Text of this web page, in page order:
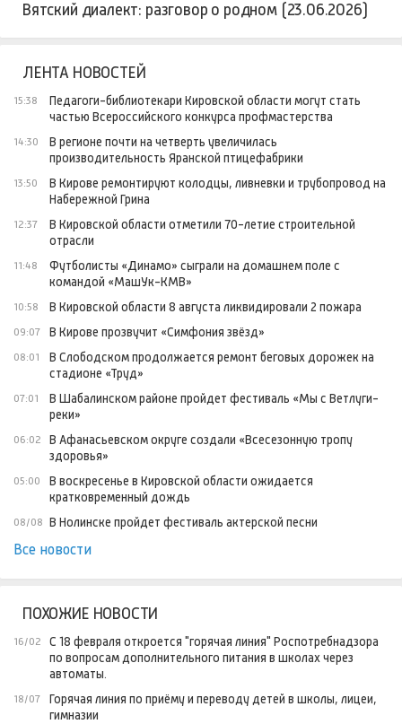
Вятский диалект: разговор о родном (23.06.2026)
ЛЕНТА НОВОСТЕЙ
15:38
Педагоги-библиотекари Кировской области могут стать
частью Всероссийского конкурса профмастерства
14:30
В регионе почти на четверть увеличилась
производительность Яранской птицефабрики
13:50
В Кирове ремонтируют колодцы, ливневки и трубопровод на
Набережной Грина
12:37
В Кировской области отметили 70-летие строительной
отрасли
11:48
Футболисты «Динамо» сыграли на домашнем поле с
командой «МашУк-КМВ»
10:58 В Кировской области 8 августа ликвидировали 2 пожара
09:07 В Кирове прозвучит «Симфония звёзд»
08:01
В Слободском продолжается ремонт беговых дорожек на
стадионе «Труд»
07:01
В Шабалинском районе пройдет фестиваль «Мы с Ветлуги-
реки»
06:02
В Афанасьевском округе создали «Всесезонную тропу
здоровья»
05:00
В воскресенье в Кировской области ожидается
кратковременный дождь
08/08 В Нолинске пройдет фестиваль актерской песни
Все новости
ПОХОЖИЕ НОВОСТИ
16/02
С 18 февраля откроется "горячая линия" Роспотребнадзора
по вопросам дополнительного питания в школах через
автоматы.
18/07
Горячая линия по приёму и переводу детей в школы, лицеи,
гимназии